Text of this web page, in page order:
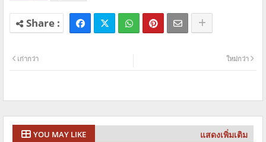
ใหม่กว่า
เก่ากว่า
YOU MAY LIKE แสดงเพิ่มเติม